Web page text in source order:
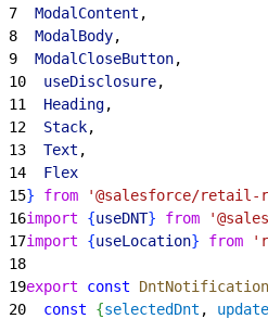
7
  ModalContent
,
8
  ModalBody
,
9
  ModalCloseButton
,
10
  useDisclosure
,
11
  Heading
,
12
  Stack
,
13
  Text
,
14
  Flex
15} from '@salesforce/retail-
16import {useDNT} from
17import {useLocation} from
18
19export const DntNotification
20
  const
{selectedDnt ,